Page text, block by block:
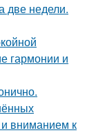
две недели.
гармонии и
вниманием к